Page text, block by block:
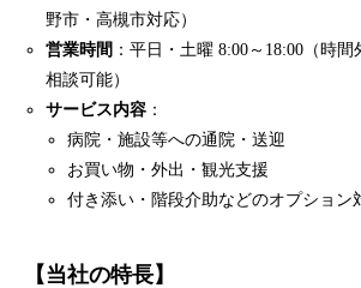
野市・高槻市対応）
営業時間 ：平日・土曜 8:00～18:00（時
相談可能）
サービス内容 ：
病院・施設等への通院・送迎
お買い物・外出・観光支援
付き添い・階段介助などのオプション
【当社の特長】